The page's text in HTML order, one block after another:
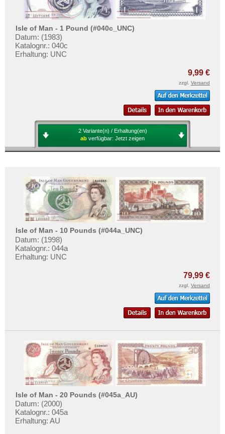
Tschechische Republik
Tschechoslowakei
Türkei
Ukraine
Isle of Man - 1 Pound (#040c_UNC)
Datum: (1983)
Katalognr.: 040c
Erhaltung: UNC
9,99 €
zzgl. Versand
2 Variante(n) / Erhaltung(en)
ab verfügbar: Jetzt zeigen
Isle of Man - 10 Pounds (#044a_UNC)
Datum: (1998)
Katalognr.: 044a
Erhaltung: UNC
79,99 €
zzgl. Versand
Isle of Man - 20 Pounds (#045a_AU)
Datum: (2000)
Katalognr.: 045a
Erhaltung: AU